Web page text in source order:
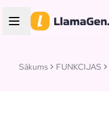
Sākums FUNKCIJAS